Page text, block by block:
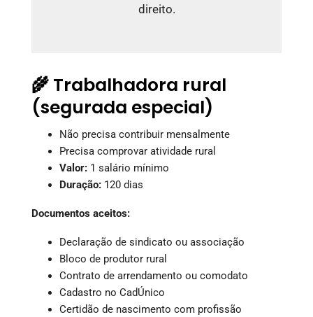
direito.
🌾 Trabalhadora rural
(segurada especial)
Não precisa contribuir mensalmente
Precisa comprovar atividade rural
Valor: 1 salário mínimo
Duração: 120 dias
Documentos aceitos:
Declaração de sindicato ou associação
Bloco de produtor rural
Contrato de arrendamento ou comodato
Cadastro no CadÚnico
Certidão de nascimento com profissão